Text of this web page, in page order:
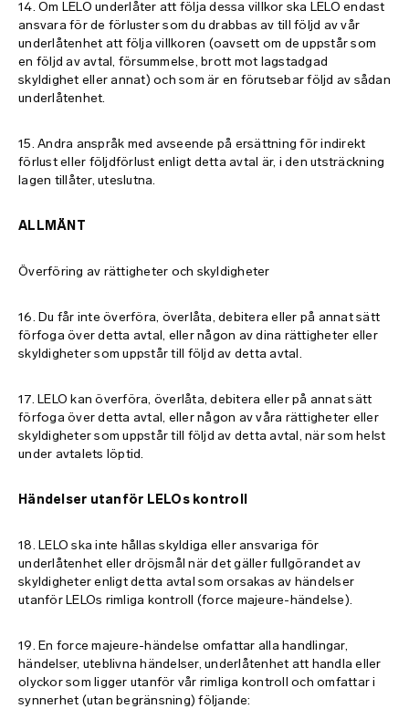
14. Om LELO underlåter att följa dessa villkor ska LELO endast
ansvara för de förluster som du drabbas av till följd av vår
underlåtenhet att följa villkoren (oavsett om de uppstår som
en följd av avtal, försummelse, brott mot lagstadgad
skyldighet eller annat) och som är en förutsebar följd av sådan
underlåtenhet.
15. Andra anspråk med avseende på ersättning för indirekt
förlust eller följdförlust enligt detta avtal är, i den utsträckning
lagen tillåter, uteslutna.
ALLMÄNT
Överföring av rättigheter och skyldigheter
16. Du får inte överföra, överlåta, debitera eller på annat sätt
förfoga över detta avtal, eller någon av dina rättigheter eller
skyldigheter som uppstår till följd av detta avtal.
17. LELO kan överföra, överlåta, debitera eller på annat sätt
förfoga över detta avtal, eller någon av våra rättigheter eller
skyldigheter som uppstår till följd av detta avtal, när som helst
under avtalets löptid.
Händelser utanför LELOs kontroll
18. LELO ska inte hållas skyldiga eller ansvariga för
underlåtenhet eller dröjsmål när det gäller fullgörandet av
skyldigheter enligt detta avtal som orsakas av händelser
utanför LELOs rimliga kontroll (force majeure-händelse).
19. En force majeure-händelse omfattar alla handlingar,
händelser, uteblivna händelser, underlåtenhet att handla eller
olyckor som ligger utanför vår rimliga kontroll och omfattar i
synnerhet (utan begränsning) följande: